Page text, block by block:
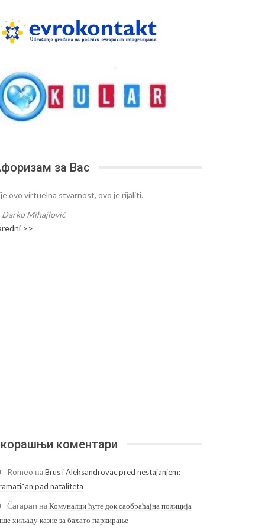
за Вас
ovo virtuelna stvarnost, ovo je rijaliti.
Darko Mihajlović
>>
коментари
Romeo наBrus i Aleksandrovac pred nestajanjem:
pad nataliteta
Čarapan наКомуналци ћуте док саобраћајна полиција
хиљаду казне за бахато паркирање